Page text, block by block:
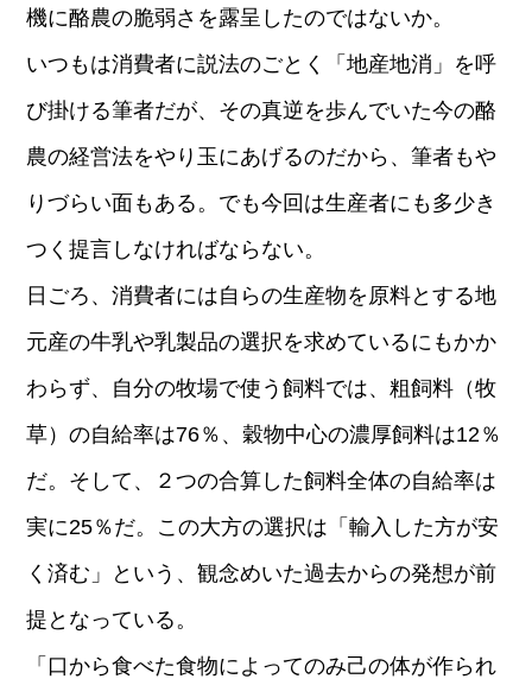
機に酪農の脆弱さを露呈したのではないか。
いつもは消費者に説法のごとく「地産地消」を呼
び掛ける筆者だが、その真逆を歩んでいた今の酪
農の経営法をやり玉にあげるのだから、筆者もや
りづらい面もある。でも今回は生産者にも多少き
つく提言しなければならない。
日ごろ、消費者には自らの生産物を原料とする地
元産の牛乳や乳製品の選択を求めているにもかか
わらず、自分の牧場で使う飼料では、粗飼料（牧
草）の自給率は76％、穀物中心の濃厚飼料は12％
だ。そして、２つの合算した飼料全体の自給率は
実に25％だ。この大方の選択は「輸入した方が安
く済む」という、観念めいた過去からの発想が前
提となっている。
「口から食べた食物によってのみ己の体が作られ